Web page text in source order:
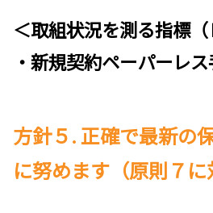
＜取組状況を測る指標
・新規契約ペーパーレ
方針５. 正確で最新の
に努めます（原則７に